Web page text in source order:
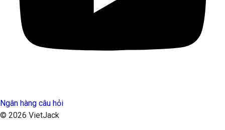
Ngân hàng câu hỏi
© 2026 VietJack